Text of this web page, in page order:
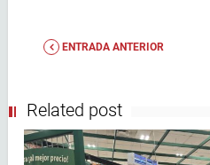
ENTRADA ANTERIOR
Related post